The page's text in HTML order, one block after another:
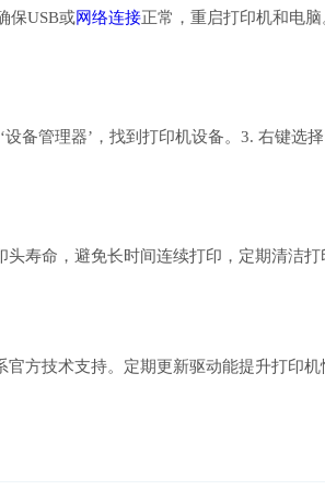
保USB或网络连接正常，重启打印机和电脑
备管理器’，找到打印机设备。3. 右键选择
寿命，避免长时间连续打印，定期清洁打
方技术支持。定期更新驱动能提升打印机